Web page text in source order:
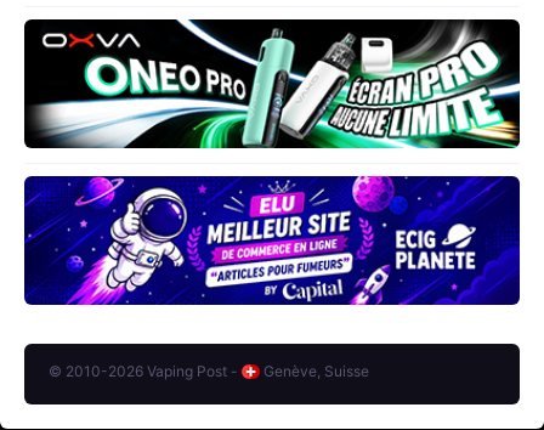
© 2010-2026 Vaping Post - Genève, Suisse